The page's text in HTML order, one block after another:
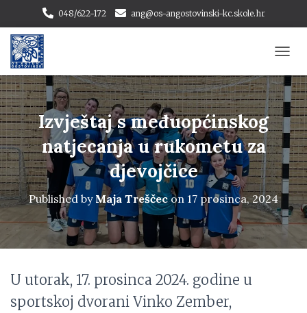
048/622-172 ang@os-angostovinski-kc.skole.hr
O
G
G
L
E
N
A
V
I
G
T
Izvještaj s međuopćinskog
natjecanja u rukometu za
djevojčice
Published by Maja Treščecon 17 prosinca, 2024
U utorak, 17. prosinca 2024. godine u
sportskoj dvorani Vinko Zember,